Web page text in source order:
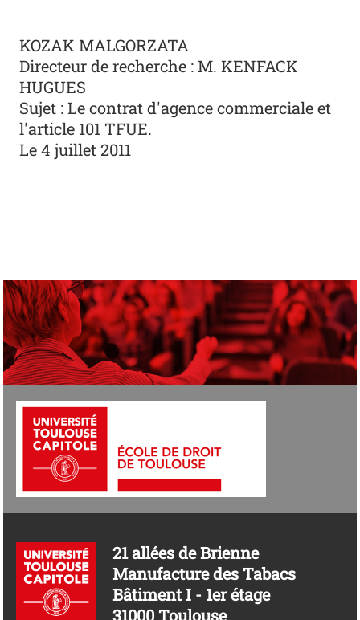
KOZAK MALGORZATA
Directeur de recherche : M. KENFACK
HUGUES
Sujet : Le contrat d'agence commerciale et
l'article 101 TFUE.
Le 4 juillet 2011
21 allées de Brienne
Manufacture des Tabacs
Bâtiment I - 1er étage
31000 Toulouse